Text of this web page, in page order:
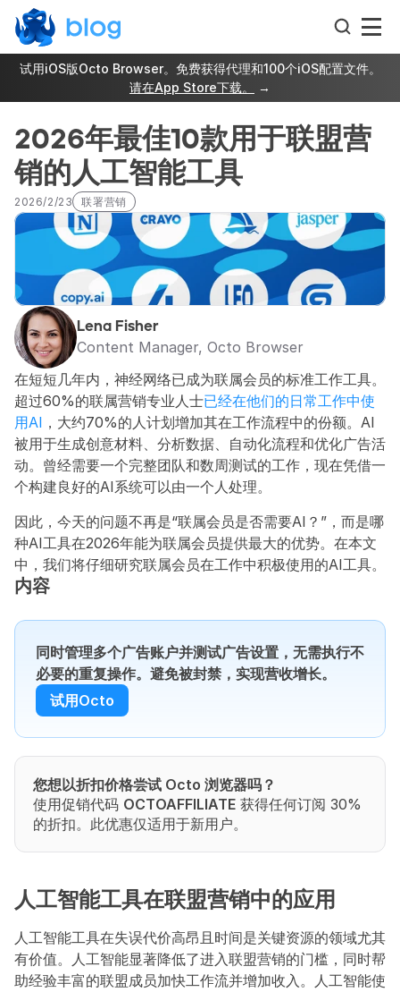
试用iOS版Octo Browser。免费获得代理和100个iOS配置文件。
请在App Store下载。
→
2026年最佳10款用于联盟营
销的人工智能工具
2026/2/23 联署营销
Lena Fisher
Content Manager, Octo Browser
在短短几年内，神经网络已成为联属会员的标准工作工具。
超过60%的联属营销专业人士已经在他们的日常工作中使
用AI ，大约70%的人计划增加其在工作流程中的份额。AI
被用于生成创意材料、分析数据、自动化流程和优化广告活
动。曾经需要一个完整团队和数周测试的工作，现在凭借一
个构建良好的AI系统可以由一个人处理。
因此，今天的问题不再是“联属会员是否需要AI？”，而是哪
种AI工具在2026年能为联属会员提供最大的优势。在本文
中，我们将仔细研究联属会员在工作中积极使用的AI工具。
内容
同时管理多个广告账户并测试广告设置，无需执行不
必要的重复操作。避免被封禁，实现营收增长。
试用Octo
您想以折扣价格尝试 Octo 浏览器吗？
使用促销代码 OCTOAFFILIATE 获得任何订阅 30%
的折扣。此优惠仅适用于新用户。
人工智能工具在联盟营销中的应用
人工智能工具在失误代价高昂且时间是关键资源的领域尤其
有价值。人工智能显著降低了进入联盟营销的门槛，同时帮
助经验丰富的联盟成员加快工作流并增加收入。人工智能使